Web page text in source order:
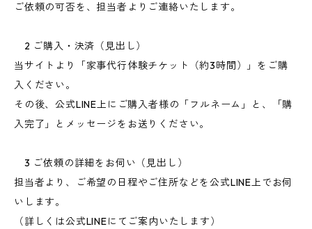
ご依頼の可否を、担当者よりご連絡いたします。
2 ご購入・決済（見出し）
当サイトより「家事代行体験チケット（約3時間）」をご購
入ください。
その後、公式LINE上にご購入者様の「フルネーム」と、「購
入完了」とメッセージをお送りください。
3 ご依頼の詳細をお伺い（見出し）
担当者より、ご希望の日程やご住所などを公式LINE上でお伺
いします。
（詳しくは公式LINEにてご案内いたします）